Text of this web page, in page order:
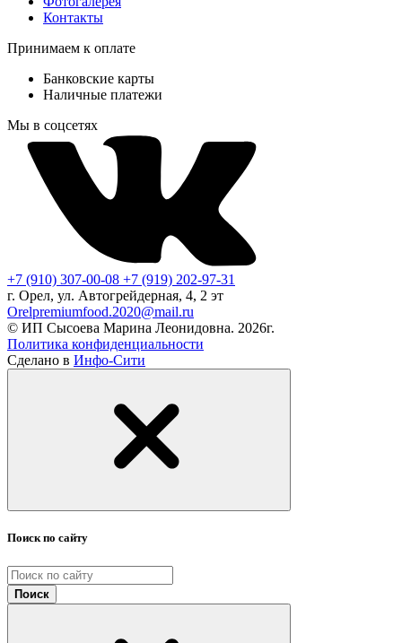
Контакты
Принимаем к оплате
Банковские карты
Наличные платежи
Мы в соцсетях
+7 (910) 307-00-08 +7 (919) 202-97-31
г. Орел, ул. Автогрейдерная, 4, 2 эт
Orelpremiumfood.2020@mail.ru
© ИП Сысоева Марина Леонидовна. 2026г.
Политика конфиденциальности
Сделано в Инфо-Сити
Поиск по сайту
Поиск